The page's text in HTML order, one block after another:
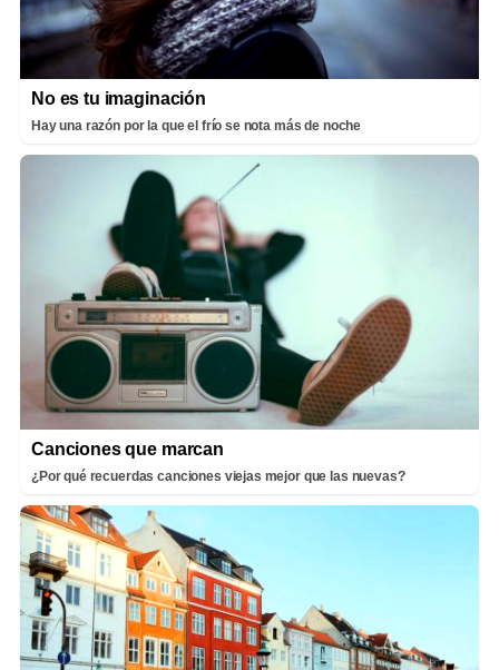
No es tu imaginación
Hay una razón por la que el frío se nota más de noche
Canciones que marcan
¿Por qué recuerdas canciones viejas mejor que las nuevas?